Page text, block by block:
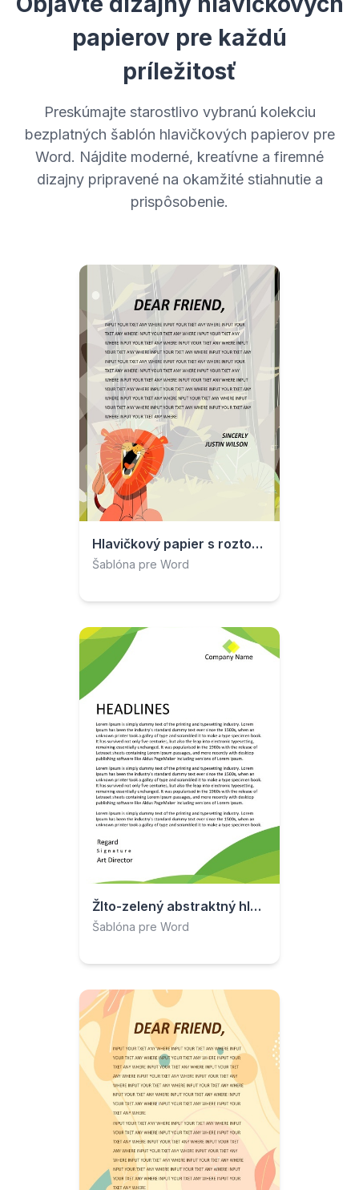
papierov pre každú
príležitosť
Preskúmajte starostlivo vybranú kolekciu
bezplatných šablón hlavičkových papierov pre
Word. Nájdite moderné, kreatívne a firemné
dizajny pripravené na okamžité stiahnutie a
prispôsobenie.
Hlavičkový papier s roztomilým levom z džungle
Šablóna pre Word
Žlto-zelený abstraktný hlavičkový papier
Šablóna pre Word